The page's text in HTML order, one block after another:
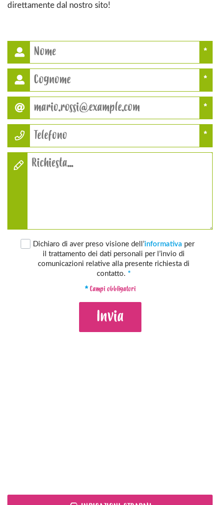
direttamente dal nostro sito!
*
*
*
*
Dichiaro di aver preso visione dell’informativa per
il trattamento dei dati personali per l’invio di
comunicazioni relative alla presente richiesta di
contatto. *
*Campi obbligatori
Invia